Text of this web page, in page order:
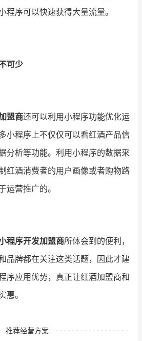
程序可以快速获得大量流量。
可少
盟商还可以利用小程序功能优化运
小程序上不仅仅可以看红酒产品信
分析等功能。利用小程序的数据采
红酒消费者的用户画像或者购物路
运营推广的。
程序开发加盟商所体会到的便利，
品牌都在关注这类话题，因此才建
序应用优势，真正让红酒加盟商和
惠。
推荐经营方案